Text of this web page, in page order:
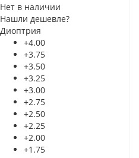
Нет в наличии
Нашли дешевле?
Диоптрия
+4.00
+3.75
+3.50
+3.25
+3.00
+2.75
+2.50
+2.25
+2.00
+1.75